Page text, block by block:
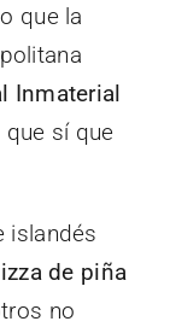
que la
Inmaterial
que sí que
islandés
de piña
no